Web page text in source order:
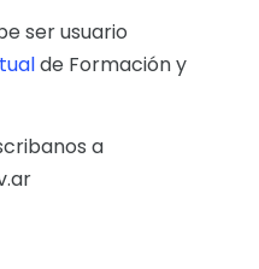
ser usuario
de Formación y
a